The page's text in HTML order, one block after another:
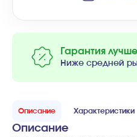
Гарантия
Ниже средней
Описание Характеристики
Описание